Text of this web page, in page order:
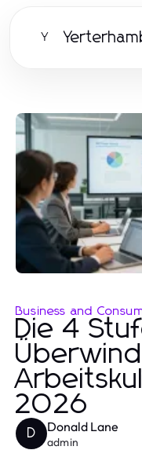
Y
Business and
Die 4
2026
D Donald Lane
admin